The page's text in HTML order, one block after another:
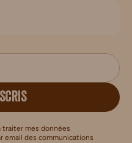
traiter mes données
email des communications